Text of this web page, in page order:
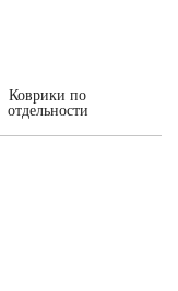
Коврики по
отдельности